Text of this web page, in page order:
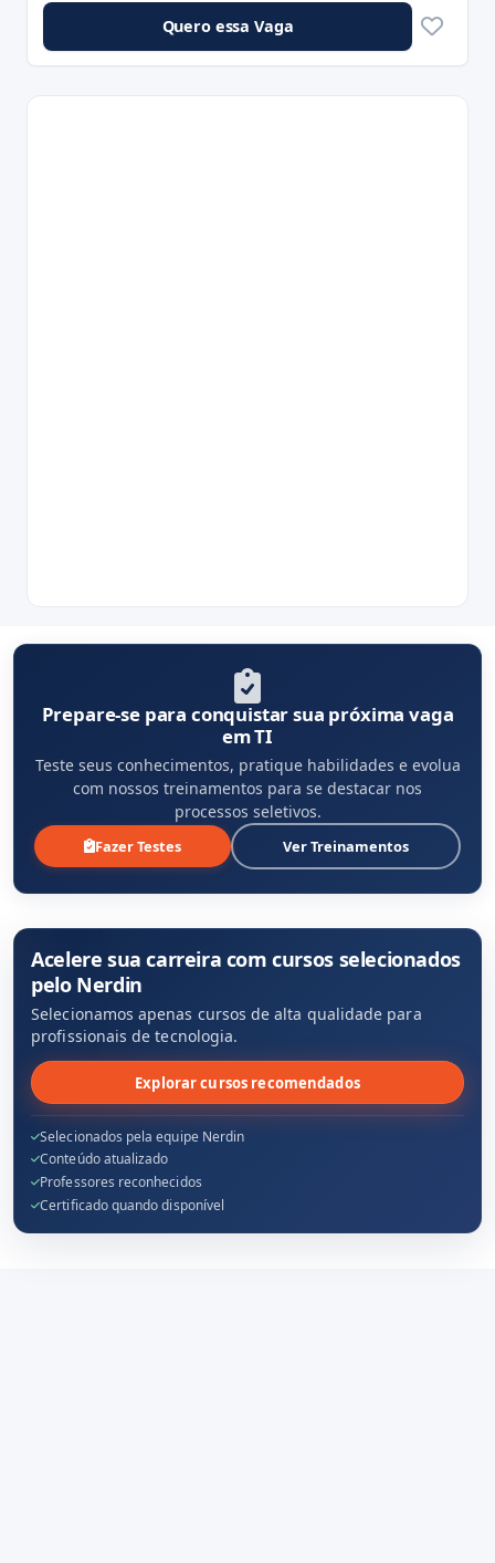
Quero essa Vaga
Prepare-se para conquistar sua próxima vaga
em TI
Teste seus conhecimentos, pratique habilidades e evolua
com nossos treinamentos para se destacar nos
processos seletivos.
Fazer Testes Ver Treinamentos
Acelere sua carreira com cursos selecionados
pelo Nerdin
Selecionamos apenas cursos de alta qualidade para
profissionais de tecnologia.
Explorar cursos recomendados
Selecionados pela equipe Nerdin
Conteúdo atualizado
Professores reconhecidos
Certificado quando disponível